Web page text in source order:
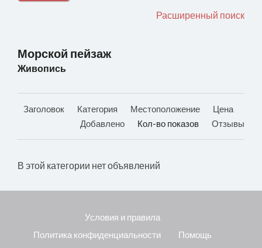
Расширенный поиск
Морской пейзаж
Живопись
Заголовок Категория Местоположение
Цена
Добавлено
Кол-во показов Отзывы
В этой категории нет объявлений
Условия и правила
Политика конфиденциальности
Помощь